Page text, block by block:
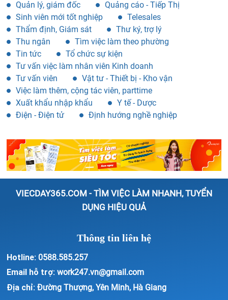
Sinh viên mới tốt nghiệp
Telesales
Thẩm định, Giám sát
Thư ký, trợ lý
Thu ngân
Tìm việc làm theo phường
Tin tức
Tổ chức sự kiện
Tư vấn việc làm nhân viên Kinh doanh
Tư vấn viên
Vật tư - Thiết bị - Kho vận
Việc làm thêm, cộng tác viên, parttime
Xuất khẩu nhập khẩu
Y tế - Dược
Điện - Điện tử
Định hướng nghề nghiệp
VIECDAY365.COM - TÌM VIỆC LÀM NHANH, TUYỂN
DỤNG HIỆU QUẢ
Email hỗ trợ: work247.vn@gmail.com
Địa chỉ:Đường Thượng, Yên Minh, Hà Giang